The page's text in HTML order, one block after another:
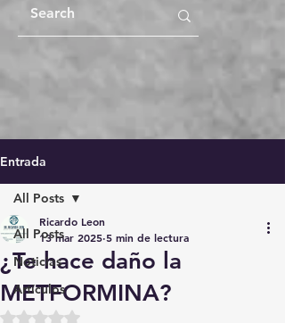
Entrada
All Posts
Noticias
Artículos
All Posts
¿Te hace daño la
METFORMINA?
Ricardo Leon
13 mar 2025 5 min de lectura
Obtuvo NaN de 5 estrellas.